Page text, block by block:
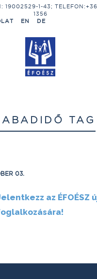
19002529-1-43; TELEFON:+36
1356
EN DE
TAG
03.
az ÉFOÉSZ